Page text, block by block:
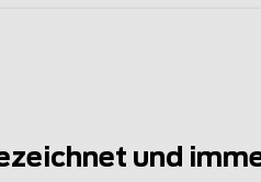
und